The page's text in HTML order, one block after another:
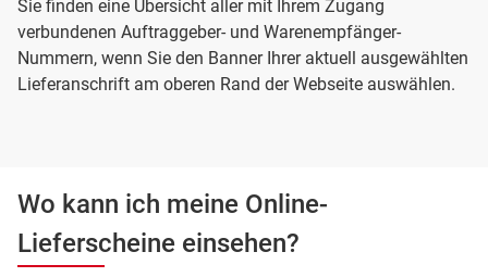
Sie finden eine Übersicht aller mit Ihrem Zugang
verbundenen Auftraggeber- und Warenempfänger-
Nummern, wenn Sie den Banner Ihrer aktuell ausgewählten
Lieferanschrift am oberen Rand der Webseite auswählen.
Wo kann ich meine Online-
Lieferscheine einsehen?